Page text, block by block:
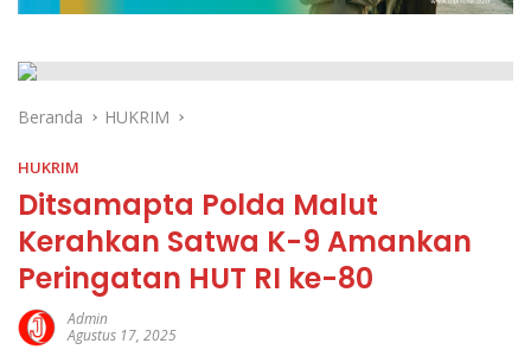
Beranda HUKRIM
HUKRIM
Ditsamapta Polda Malut
Kerahkan Satwa K-9 Amankan
Peringatan HUT RI ke-80
Admin
Agustus 17, 2025